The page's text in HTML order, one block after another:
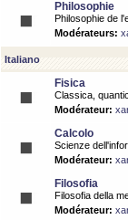
Philosophie
Philosophie de
Modérateurs:
Italiano
Fisica
Classica,
Modérateur:
Calcolo
Scienze
Modérateur:
Filosofia
Filosofia della
Modérateur: